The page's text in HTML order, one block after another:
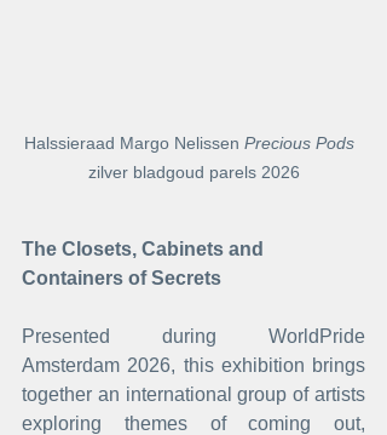
Halssieraad Margo Nelissen Precious Pods
zilver bladgoud parels 2026
The Closets, Cabinets and
Containers of Secrets
Presented during WorldPride
Amsterdam 2026, this exhibition brings
together an international group of artists
exploring themes of coming out,